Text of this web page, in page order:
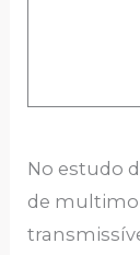
No estudo
de